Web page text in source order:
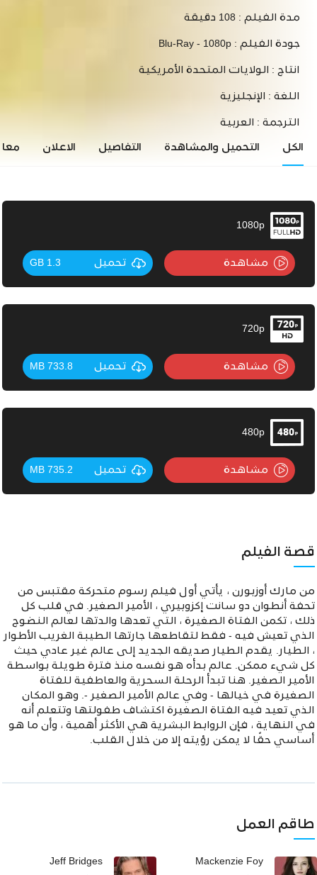
مدة الفيلم : 108 دقيقة
جودة الفيلم : Blu-Ray - 1080p
انتاج : الولايات المتحدة الأمريكية
اللغة : الإنجليزية
الترجمة : العربية
الكل التحميل والمشاهدة التفاصيل الاعلان
1080p
مشاهدة تحميل 1.3 GB
720p
مشاهدة تحميل 733.8 MB
480p
مشاهدة تحميل 735.2 MB
قصة الفيلم
من مارك أوزبورن ، يأتي أول فيلم رسوم متحركة مقتبس من
تحفة أنطوان دو سانت إكزوبيري ، الأمير الصغير. في قلب كل
ذلك ، تكمن الفتاة الصغيرة ، التي تعدها والدتها لعالم النضوج
الذي تعيش فيه - فقط لتقاطعها جارتها الطيبة الغريب الأطوار
، الطيار. يقدم الطيار صديقه الجديد إلى عالم غير عادي حيث
كل شيء ممكن. عالم بدأه هو نفسه منذ فترة طويلة بواسطة
الأمير الصغير. هنا تبدأ الرحلة السحرية والعاطفية للفتاة
الصغيرة في خيالها - وفي عالم الأمير الصغير -. وهو المكان
الذي تعيد فيه الفتاة الصغيرة اكتشاف طفولتها وتتعلم أنه
في النهاية ، فإن الروابط البشرية هي الأكثر أهمية ، وأن ما هو
أساسي حقًا لا يمكن رؤيته إلا من خلال القلب.
طاقم العمل
Mackenzie Foy
Jeff Bridges